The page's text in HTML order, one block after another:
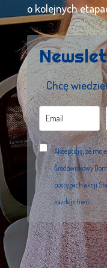
o kolejnych
Chcę
Akceptuję, że
Środowiskowy
postępach akcji
każdej chwili.